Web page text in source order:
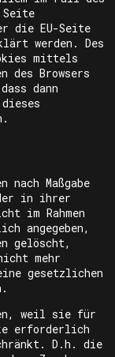
Seite
die EU-Seite
werden. Des
mittels
des Browsers
dann
Maßgabe
in ihrer
im Rahmen
angegeben,
gelöscht,
mehr
gesetzlichen
weil sie für
erforderlich
D.h. die